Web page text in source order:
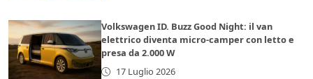
Volkswagen ID. Buzz Good Night: il van
elettrico diventa micro-camper con letto e
presa da 2.000 W
17 Luglio 2026